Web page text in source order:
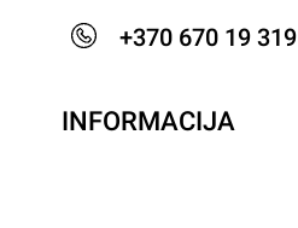
+370 670 19 319
INFORMACIJA